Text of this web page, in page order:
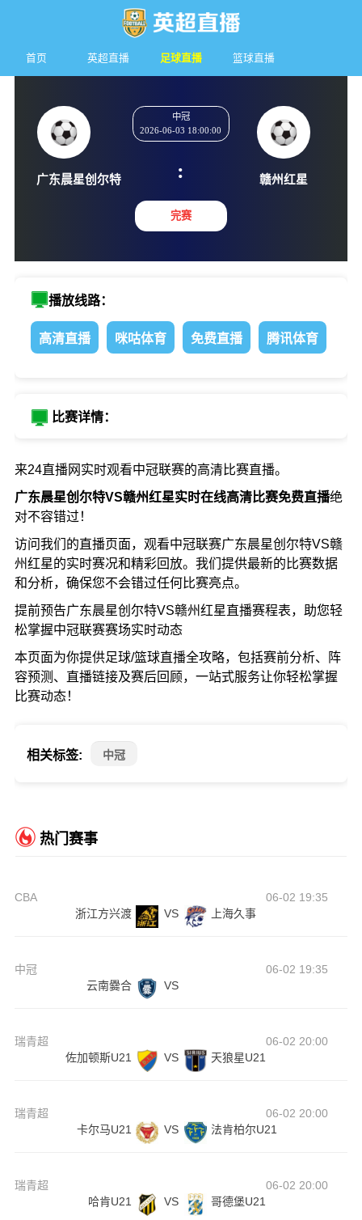
首页 英超直播 足球直播 篮球直播
广东晨星创尔特
中冠
2026-06-03 18:00:00
:
完赛
播放线路：
高清直播 咪咕体育 免费直播 腾讯体育
比赛详情：
来24直播网实时观看中冠联赛的高清比赛直播。
广东晨星创尔特VS赣州红星实时在线高清比赛免费直播绝
对不容错过！
访问我们的直播页面，观看中冠联赛广东晨星创尔特VS赣
州红星的实时赛况和精彩回放。我们提供最新的比赛数据
和分析，确保您不会错过任何比赛亮点。
提前预告广东晨星创尔特VS赣州红星直播赛程表，助您轻
松掌握中冠联赛赛场实时动态
本页面为你提供足球/篮球直播全攻略，包括赛前分析、阵
容预测、直播链接及赛后回顾，一站式服务让你轻松掌握
比赛动态！
相关标签: 中冠
热门赛事
CBA
06-02 19:35
浙江方兴渡
VS 上海久事
中冠
06-02 19:35
云南爨合
VS
瑞青超
06-02 20:00
佐加顿斯U21
VS 天狼星U21
瑞青超
06-02 20:00
卡尔马U21
VS 法肯柏尔U21
瑞青超
06-02 20:00
哈肯U21
VS 哥德堡U21